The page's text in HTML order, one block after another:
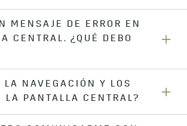
del teléfono estén actualizados
ajustes en la pantalla central de tu
la opción para olvidar o eliminar la
En tu teléfono, accede a los ajustes
tu vehículo y sigue los pasos de
reparar la conexión. También puedes
MENSAJE DE ERROR EN
CENTRAL. ¿QUÉ DEBO
mensajes de error, asegúrate de que tu
estén actualizados con las versiones
(en vehículos aplicables).
LA NAVEGACIÓN Y LOS
LA PANTALLA CENTRAL?